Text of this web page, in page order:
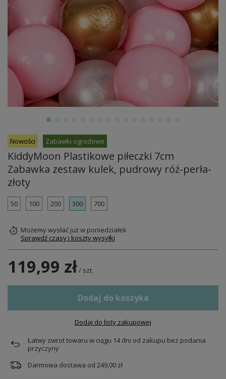
Nowości Zabawki ogrodowe
KiddyMoon Plastikowe piłeczki 7cm
Zabawka zestaw kulek, pudrowy róż-perła-
złoty
50 100 200 300 700
Możemy wysłać jużw poniedziałek
Sprawdź czasy i koszty wysyłki
119,99 zł/ szt.
Dodaj do koszyka
Dodaj do listy zakupowej
Łatwy zwrot towaru w ciągu 14dni od zakupu bez podania
przyczyny
Darmowa dostawa od 249,00 zł